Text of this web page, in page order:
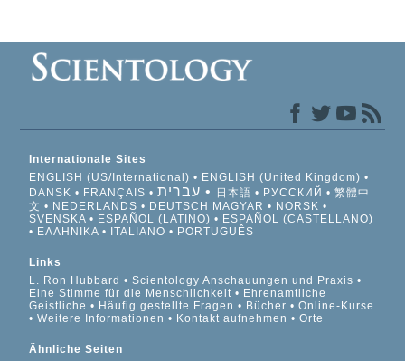
Internationale Sites
ENGLISH (US/International)
ENGLISH (United Kingdom)
DANSK
FRANÇAIS עברית 日本語 РУССКИЙ
繁體中
文
NEDERLANDS DEUTSCH MAGYAR
NORSK
SVENSKA
ESPAÑOL (LATINO)
ESPAÑOL (CASTELLANO)
ΕΛΛΗΝΙΚA
ITALIANO PORTUGUÊS
Links
L. Ron Hubbard
Scientology Anschauungen und Praxis
Eine Stimme für die Menschlichkeit
Ehrenamtliche
Geistliche
Häufig gestellte Fragen Bücher
Online-Kurse
Weitere Informationen
Kontakt aufnehmen Orte
Ähnliche Seiten